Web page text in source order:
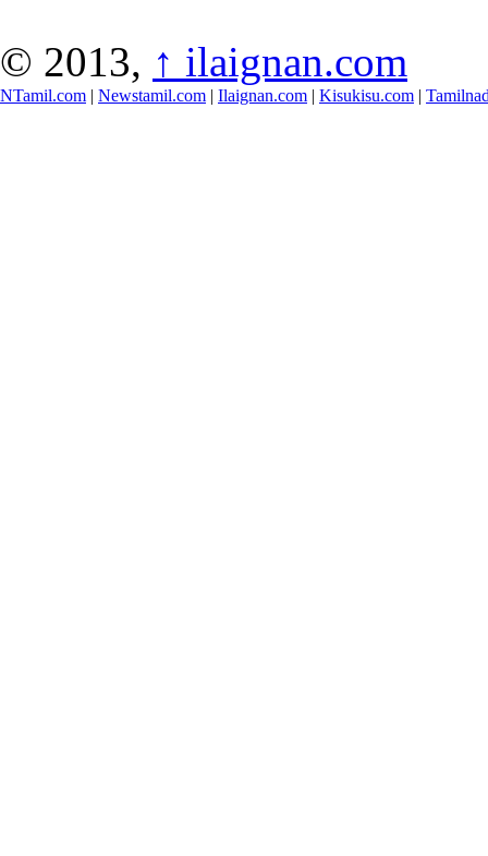
© 2013, ↑ ilaignan.com
NTamil.com | Newstamil.com | Ilaignan.com | Kisukisu.com |